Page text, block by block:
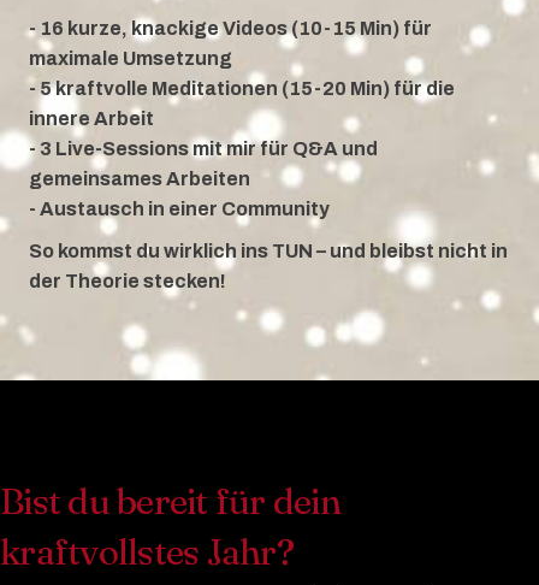
- 16 kurze, knackige Videos (10-15 Min) für
maximale Umsetzung
- 5 kraftvolle Meditationen (15-20 Min) für die
innere Arbeit
- 3 Live-Sessions mit mir für Q&A und
gemeinsames Arbeiten
- Austausch in einer Community
So kommst du wirklich ins TUN – und bleibst nicht in
der Theorie stecken!
Bist du bereit für dein
kraftvollstes Jahr?